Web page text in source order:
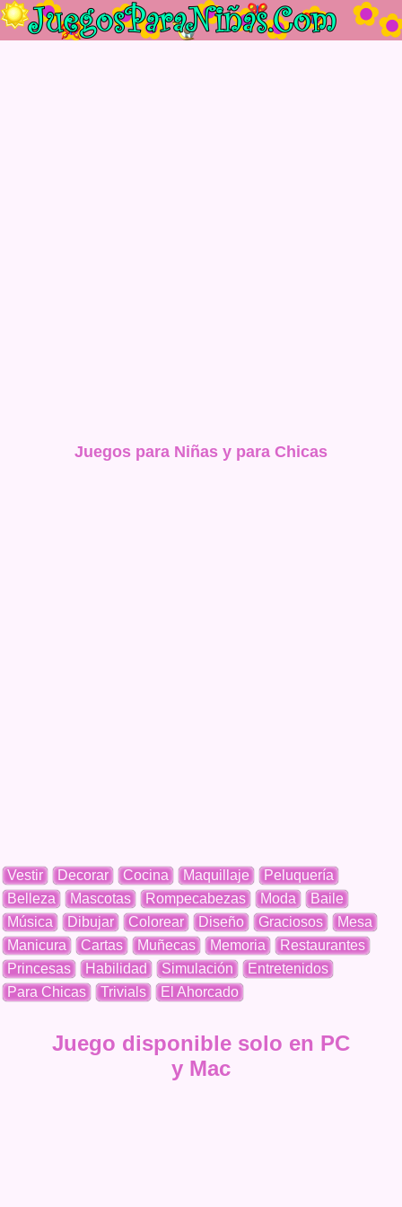
Juegos para Niñas y para Chicas
Vestir Decorar Cocina Maquillaje
Peluquería
Belleza
Mascotas Rompecabezas Moda
Baile
Música
Dibujar Colorear Diseño Graciosos
Mesa
Manicura
Cartas Muñecas Memoria
Restaurantes
Princesas
Habilidad Simulación
Entretenidos
Para Chicas
Trivials El Ahorcado
Juego disponible solo en PC
y Mac